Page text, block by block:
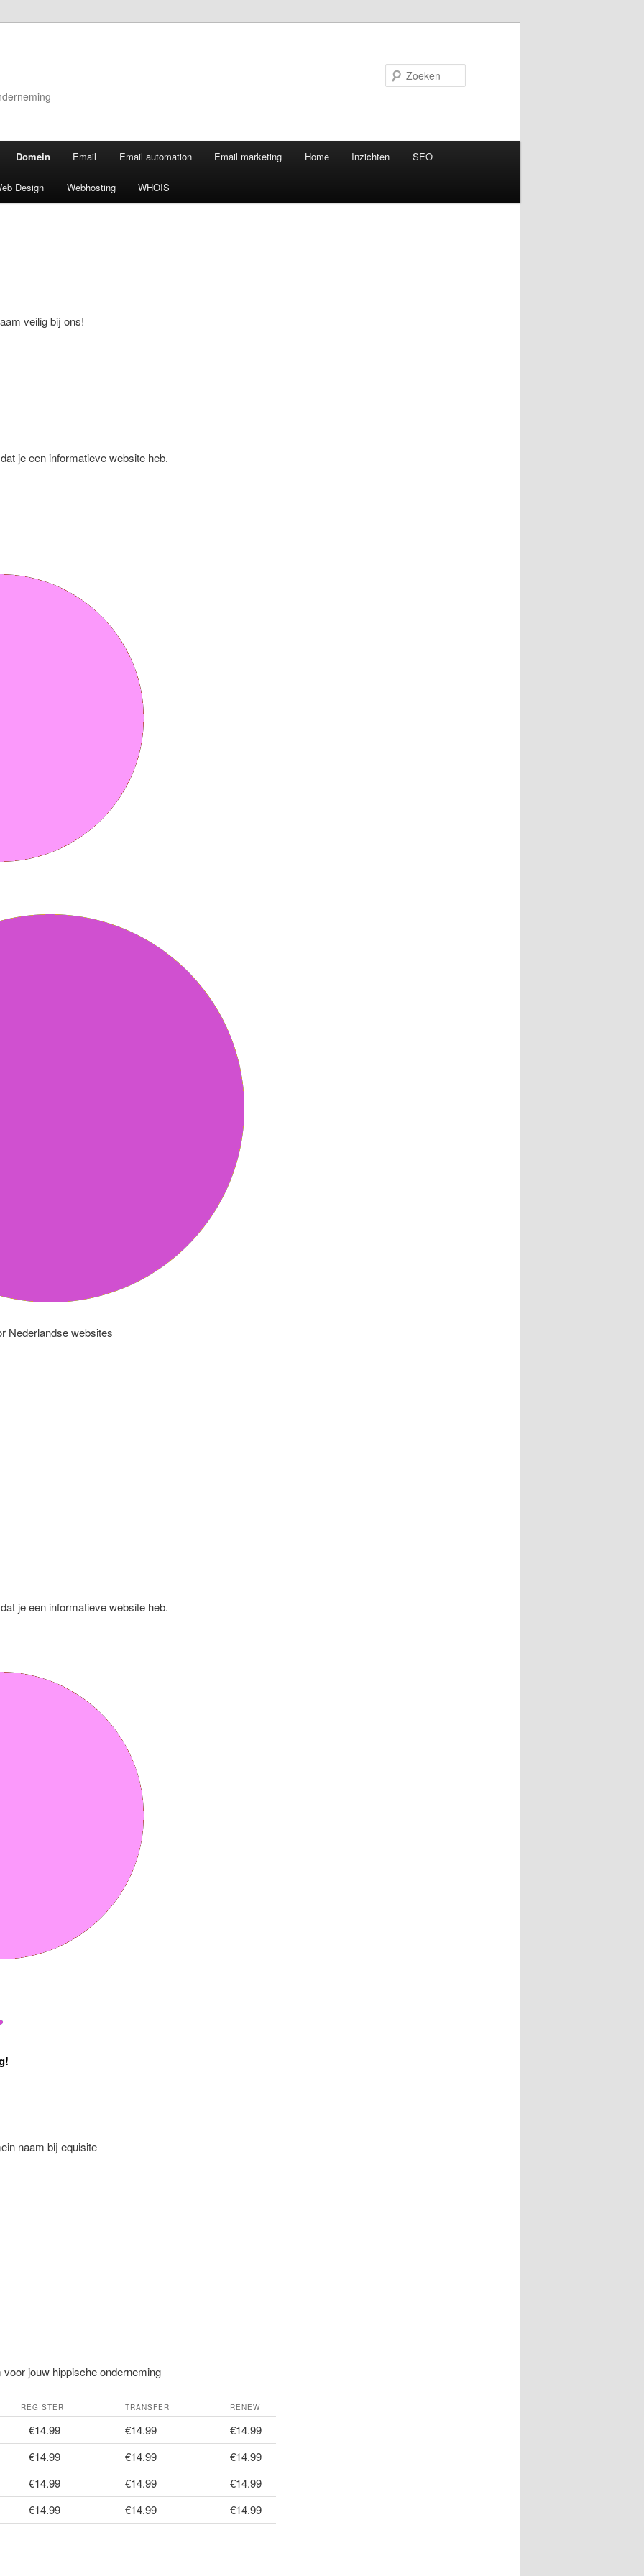
Domein Email Email automation Email marketing Home Inzichten SEO
Design Webhosting WHOIS
veilig bij ons!
je een informatieve website heb.
Nederlandse websites
je een informatieve website heb.
naam bij equisite
jouw hippische onderneming
REGISTER TRANSFER RENEW
€14.99 €14.99
€14.99
€14.99
€14.99
€14.99
€14.99
€14.99
€14.99
€14.99
€14.99 €14.99